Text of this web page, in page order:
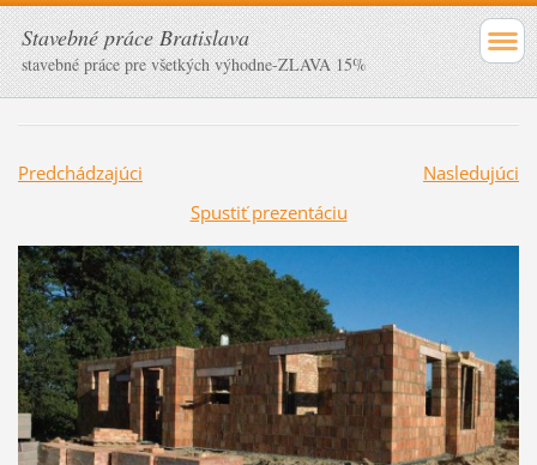
Stavebné práce Bratislava
stavebné práce pre všetkých výhodne-ZLAVA 15%
Predchádzajúci
Nasledujúci
Spustiť prezentáciu